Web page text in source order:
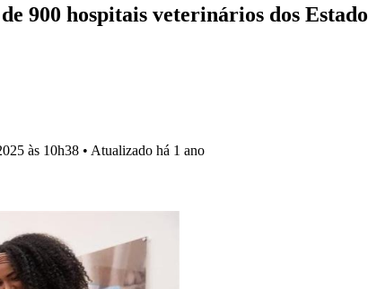
900 hospitais veterinários dos
às 10h38 • Atualizado há 1 ano